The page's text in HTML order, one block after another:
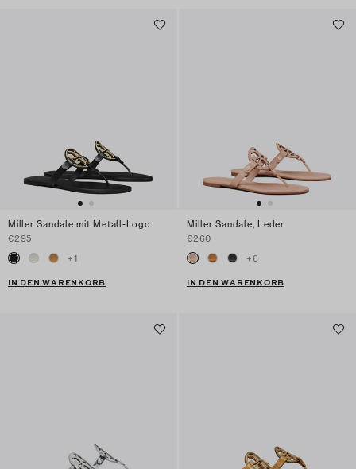
Miller Sandale mit Metall-Logo
€295
+1
IN DEN WARENKORB
Miller Sandale, Leder
€260
+6
IN DEN WARENKORB